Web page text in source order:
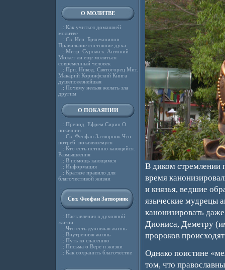
О МОЛИТВЕ
.: Как учиться домашней
молитве
.: Св. Игн. Брянчанинов
Правильное состояние духа
.: Митр. Сурожск. Антоний
Может ли еще молиться
современный человек
.: Прп. Никод. Святогорец Мит.
Макарий Коринфский Книга
душеполезнейшая
.: Почему нельзя желать зла
другим
О ПОКАЯНИИ
.: Препод. Ефрем Сирин О
покаянии
.: Св. Феофан Затворник Что
потреб. покаявшемуся
.: Кто есть истинно кающийся.
Размышления
.: В помощь кающимся
.: Информация
.: Краткое правило для
благочестивой жизни
Свт. Феофан Затворник
.: Наставления в духовной
жизни
.: Что есть духовная жизнь
.: Внутренняя жизнь
.: Путь ко спасению
.: Письма о Вере и жизни
.: Как сохранить благочестие
В диком стремлении
время
и князья, ведшие
языческие мудрецы
канонизировать
Диониса, Деметру
пророков
Однако поистине
том, что